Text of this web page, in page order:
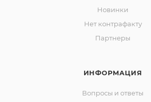
Новинки
Нет контрафакту
Партнеры
ИНФОРМАЦИЯ
Вопросы и ответы